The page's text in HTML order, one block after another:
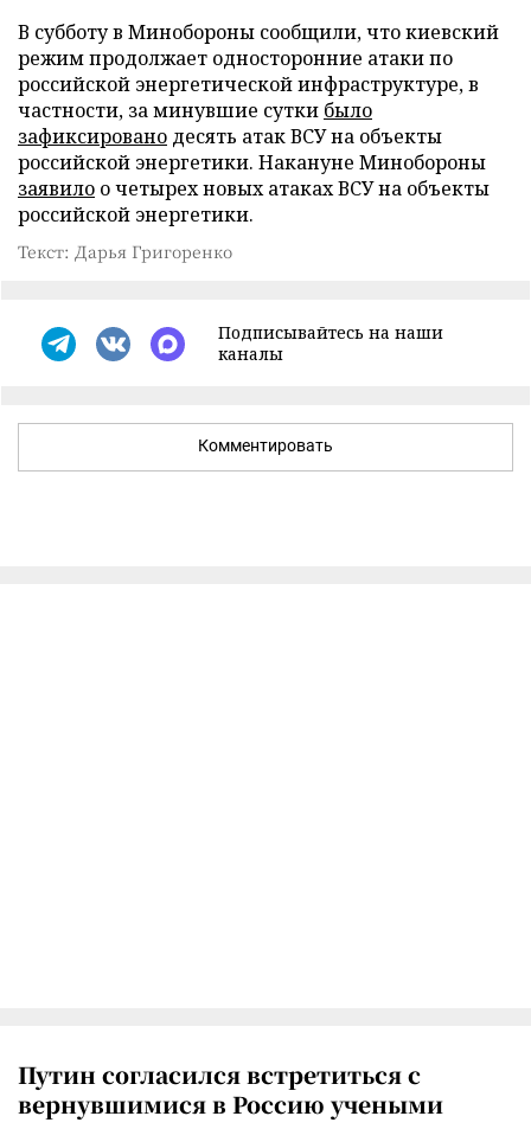
В субботу в Минобороны сообщили, что киевский
режим продолжает односторонние атаки по
российской энергетической инфраструктуре, в
частности, за минувшие сутки было
зафиксировано десять атак ВСУ на объекты
российской энергетики. Накануне Минобороны
заявило о четырех новых атаках ВСУ на объекты
российской энергетики.
Текст: Дарья Григоренко
Подписывайтесь на наши
каналы
Комментировать
Путин согласился встретиться с
вернувшимися в Россию учеными